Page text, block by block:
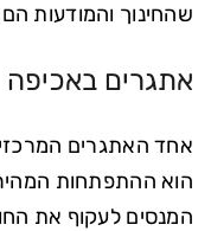
שהחינוך והמודעות
אתגרים באכיפה
הוא ההתפתחות
המנסים לעקוף את